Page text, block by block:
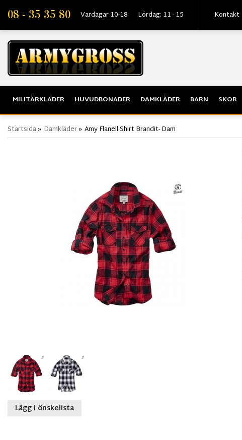
08 - 35 35 80 Vardagar 10-18 Lördag: 11 - 15 Kontakt
MILITÄRKLÄDER
HUVUDBONADER DAMKLÄDER BARN SKOR
Startsida» Damkläder» Amy Flanell Shirt Brandit- Dam
Lägg i önskelista